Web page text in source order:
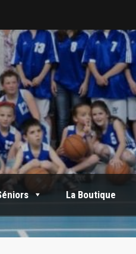
La Boutique